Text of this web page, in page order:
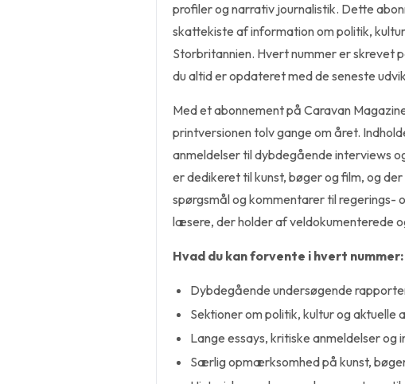
profiler og narrativ journalistik. Dette
skattekiste af information om politik,
Storbritannien. Hvert nummer er skrevet
du altid er opdateret med de seneste
Med et abonnement på Caravan
printversionen tolv gange om året.
anmeldelser til dybdegående interviews
er dedikeret til kunst, bøger og film, og
spørgsmål og kommentarer til regerings-
læsere, der holder af veldokumenterede
Hvad du kan forvente i hvert nummer:
Dybdegående undersøgende
Sektioner om politik, kultur og aktuelle
Lange essays, kritiske anmeldelser og
Særlig opmærksomhed på kunst,